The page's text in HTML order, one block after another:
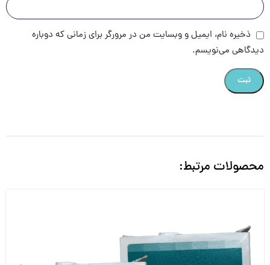
ذخیره نام، ایمیل و وبسایت من در مرورگر برای زمانی که دوباره
دیدگاهی می‌نویسم.
محصولات مرتبط: